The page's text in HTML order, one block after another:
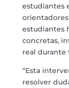
estudiantes
estudiantes
concretas,
real durante
“Esta
resolver